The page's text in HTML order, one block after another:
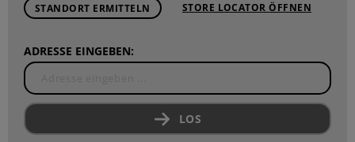
STANDORT ERMITTELN STORE LOCATOR ÖFFNEN
ADRESSE EINGEBEN:
LOS